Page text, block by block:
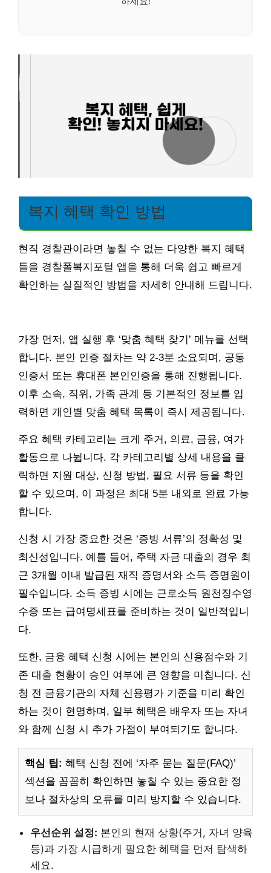
복지 혜택 확인 방법
현직 경찰관이라면 놓칠 수 없는 다양한 복지 혜택
들을 경찰폴복지포털 앱을 통해 더욱 쉽고 빠르게
확인하는 실질적인 방법을 자세히 안내해 드립니다.
가장 먼저, 앱 실행 후 ‘맞춤 혜택 찾기’ 메뉴를 선택
합니다. 본인 인증 절차는 약 2-3분 소요되며, 공동
인증서 또는 휴대폰 본인인증을 통해 진행됩니다.
이후 소속, 직위, 가족 관계 등 기본적인 정보를 입
력하면 개인별 맞춤 혜택 목록이 즉시 제공됩니다.
주요 혜택 카테고리는 크게 주거, 의료, 금융, 여가
활동으로 나뉩니다. 각 카테고리별 상세 내용을 클
릭하면 지원 대상, 신청 방법, 필요 서류 등을 확인
할 수 있으며, 이 과정은 최대 5분 내외로 완료 가능
합니다.
신청 시 가장 중요한 것은 ‘증빙 서류’의 정확성 및
최신성입니다. 예를 들어, 주택 자금 대출의 경우 최
근 3개월 이내 발급된 재직 증명서와 소득 증명원이
필수입니다. 소득 증빙 시에는 근로소득 원천징수영
수증 또는 급여명세표를 준비하는 것이 일반적입니
다.
또한, 금융 혜택 신청 시에는 본인의 신용점수와 기
존 대출 현황이 승인 여부에 큰 영향을 미칩니다. 신
청 전 금융기관의 자체 신용평가 기준을 미리 확인
하는 것이 현명하며, 일부 혜택은 배우자 또는 자녀
와 함께 신청 시 추가 가점이 부여되기도 합니다.
핵심 팁: 혜택 신청 전에 ‘자주 묻는 질문(FAQ)’
섹션을 꼼꼼히 확인하면 놓칠 수 있는 중요한 정
보나 절차상의 오류를 미리 방지할 수 있습니다.
우선순위 설정: 본인의 현재 상황(주거, 자녀 양육
등)과 가장 시급하게 필요한 혜택을 먼저 탐색하
세요.